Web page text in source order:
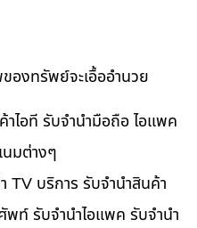
องทรัพย์จะเอื้ออำนวย
ไอที รับจำนำมือถือ ไอแพค
นมต่างๆ
TV บริการ รับจำนำสินค้า
พท์ รับจำนำไอแพค รับจำนำ